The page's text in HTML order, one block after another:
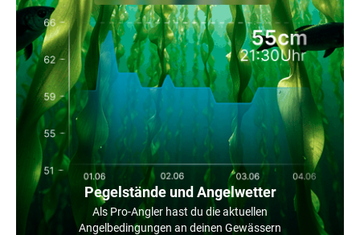
Pegelstände und Angelwetter
Als Pro-Angler hast du die aktuellen
Angelbedingungen an deinen Gewässern